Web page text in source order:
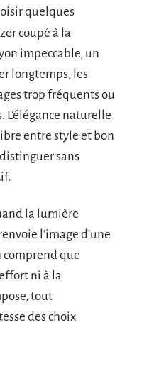
quelques
coupé à la
impeccable, un
longtemps, les
trop fréquents ou
L’élégance naturelle
entre style et bon
sans
la lumière
l’image d’une
comprend que
ni à la
tout
des choix